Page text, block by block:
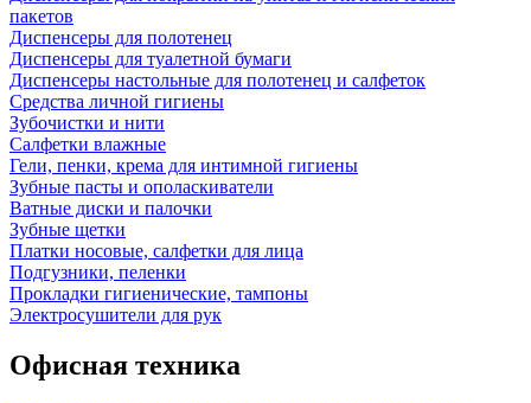
пакетов
Диспенсеры для полотенец
Диспенсеры для туалетной бумаги
Диспенсеры настольные для полотенец и салфеток
Средства личной гигиены
Зубочистки и нити
Салфетки влажные
Гели, пенки, крема для интимной гигиены
Зубные пасты и ополаскиватели
Ватные диски и палочки
Зубные щетки
Платки носовые, салфетки для лица
Подгузники, пеленки
Прокладки гигиенические, тампоны
Электросушители для рук
Офисная техника